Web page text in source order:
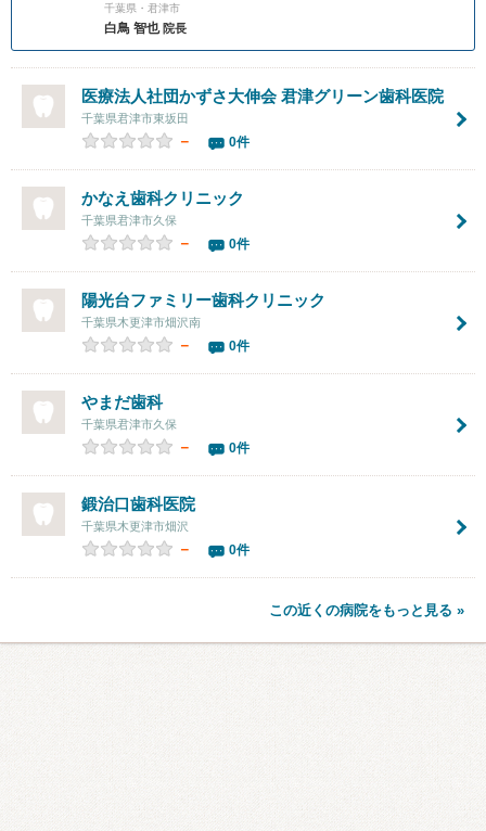
千葉県・君津市
白鳥 智也 院長
医療法人社団かずさ大伸会 君津グリーン歯科医院
千葉県君津市東坂田
－ 0件
かなえ歯科クリニック
千葉県君津市久保
－ 0件
陽光台ファミリー歯科クリニック
千葉県木更津市畑沢南
－ 0件
やまだ歯科
千葉県君津市久保
－ 0件
鍛治口歯科医院
千葉県木更津市畑沢
－ 0件
この近くの病院をもっと見る »